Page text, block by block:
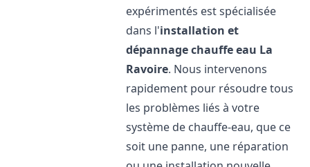
expérimentés est spécialisée
dans l'installation et
dépannage chauffe eau La
Ravoire. Nous intervenons
rapidement pour résoudre tous
les problèmes liés à votre
système de chauffe-eau, que ce
soit une panne, une réparation